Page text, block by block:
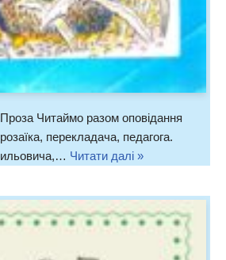
Проза Читаймо разом оповідання
перекладача, педагога.
Читати далі »